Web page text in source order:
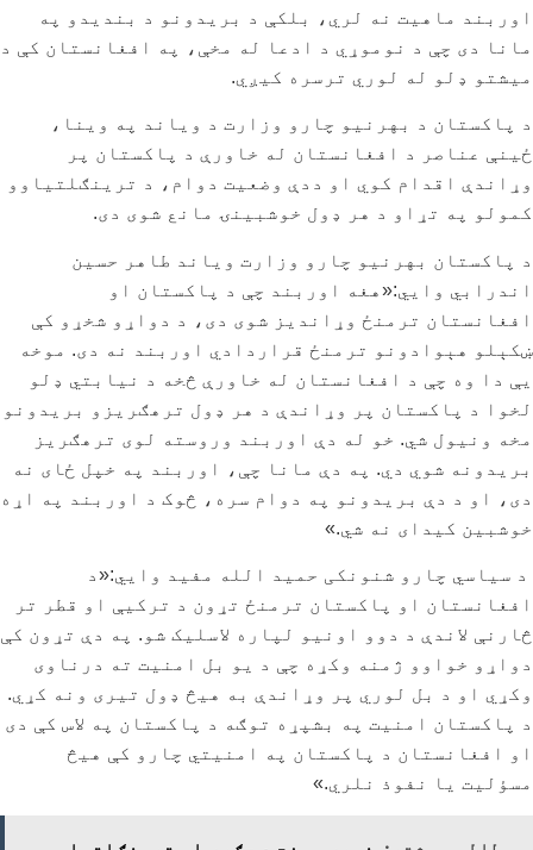
اوربند ماهیت نه لري، بلکې د بریدونو د بندیدو په
مانا دی چې د نوموړي د ادعا له مخې، په افغانستان کې د
میشتو ډلو له لوري ترسره کیږي.
د پاکستان د بهرنیو چارو وزارت د ویاند په وینا،
ځینې عناصر د افغانستان له خاورې د پاکستان پر
وړاندې اقدام کوي او ددې وضعیت دوام، د ترینګلتیاوو
کمولو په تړاو د هر ډول خوشبینۍ مانع شوی دی.
د پاکستان بهرنیو چارو وزارت ویاند طاهر حسین
اندرابي وايي:«هغه اوربند چې د پاکستان او
افغانستان ترمنځ وړاندیز شوی دی، د دواړو شخړو کې
ښکېلو هېوادونو ترمنځ قراردادي اوربند نه دی. موخه
یې دا وه چې د افغانستان له خاورې څخه د نیابتي ډلو
لخوا د پاکستان پر وړاندې د هر ډول ترهګریزو بریدونو
مخه ونیول شي. خو له دې اوربند وروسته لوی ترهګریز
بریدونه شوي دي. په دې مانا چې، اوربند په خپل ځای نه
دی، او د دې بریدونو په دوام سره، څوک د اوربند په اړه
خوشبین کیدای نه شي.»
د سیاسي چارو شنونکی حمید الله مفید وايي:«د
افغانستان او پاکستان ترمنځ تړون د ترکیې او قطر تر
څارنې لاندې د دوو اونیو لپاره لاسلیک شو. په دې تړون کې
دواړو خواوو ژمنه وکړه چې د یو بل امنیت ته درناوی
وکړي او د بل لوري پر وړاندې به هیڅ ډول تیری ونه کړي.
د پاکستان امنیت په بشپړه توګه د پاکستان په لاس کې دی
او افغانستان د پاکستان په امنیتي چارو کې هیڅ
مسؤلیت یا نفوذ نلري.»